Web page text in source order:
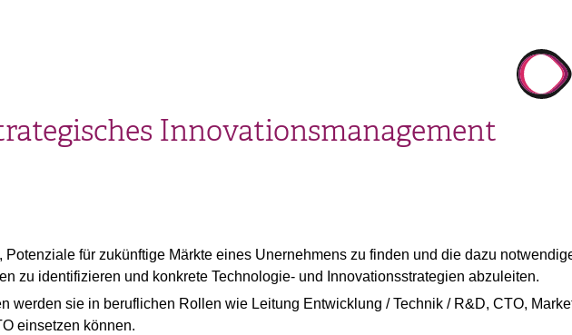
Innovationsmanagement
für zukünftige Märkte eines Unernehmens zu finden und die dazu
zu identifizieren und konkrete Technologie- und Innovationsstrategien abzuleiten.
werden sie in beruflichen Rollen wie Leitung Entwicklung / Technik / R&D, CTO,
einsetzen können.